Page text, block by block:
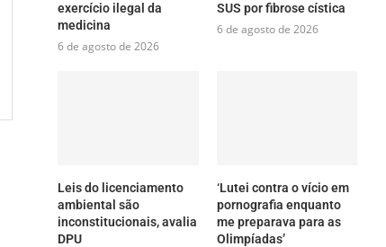
exercício ilegal da
medicina
6 de agosto de 2026
SUS por fibrose cística
6 de agosto de 2026
Leis do licenciamento
ambiental são
inconstitucionais, avalia
DPU
‘Lutei contra o vício em
pornografia enquanto
me preparava para as
Olimpíadas’